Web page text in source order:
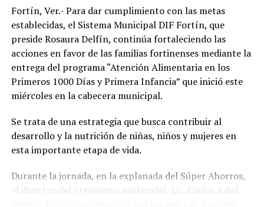
Fortín, Ver.- Para dar cumplimiento con las metas
establecidas, el Sistema Municipal DIF Fortín, que
preside Rosaura Delfín, continúa fortaleciendo las
acciones en favor de las familias fortinenses mediante la
entrega del programa “Atención Alimentaria en los
Primeros 1000 Días y Primera Infancia” que inició este
miércoles en la cabecera municipal.
Se trata de una estrategia que busca contribuir al
desarrollo y la nutrición de niñas, niños y mujeres en
esta importante etapa de vida.
Durante la jornada, en la explanada del Súper Ahorros,
el director del organismo asistencial, Lic. Carlos Adiel